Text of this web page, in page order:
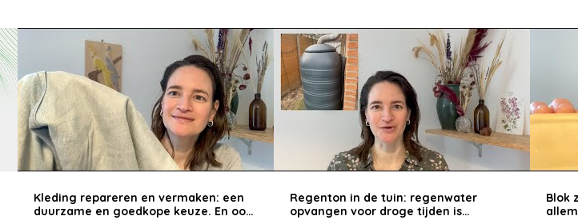
Kleding repareren en vermaken: een
duurzame en goedkope keuze. En ook
Regenton in de tuin: regenwater
opvangen voor droge tijden is
Blok